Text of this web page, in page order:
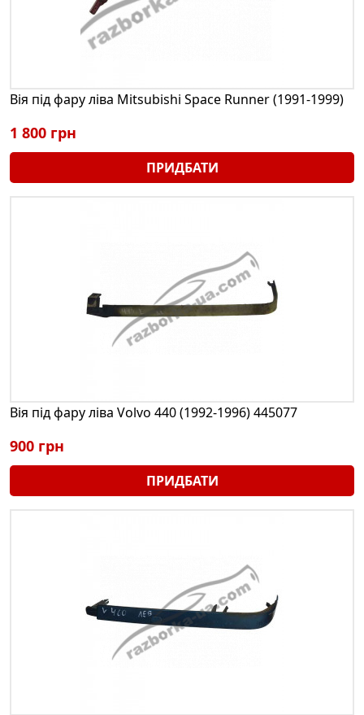
Вія під фару ліва Mitsubishi Space Runner (1991-1999)
1 800 грн
ПРИДБАТИ
Вія під фару ліва Volvo 440 (1992-1996) 445077
900 грн
ПРИДБАТИ